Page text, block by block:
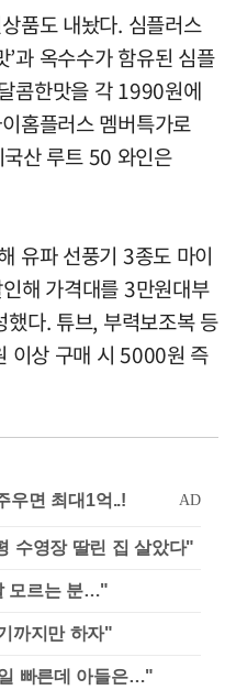
품도 내놨다. 심플러스
’과 옥수수가 함유된 심플
콤한맛을 각 1990원에
홈플러스 멤버특가로
산 루트 50 와인은
유파 선풍기 3종도 마이
해 가격대를 3만원대부
다. 튜브, 부력보조복 등
이상 구매 시 5000원 즉
수영장 딸린 집 살았다"
모르는 분…"
까지만 하자"
빠른데 아들은…"